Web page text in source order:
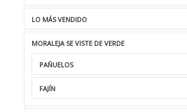
LO MÁS VENDIDO
MORALEJA SE VISTE DE VERDE
PAÑUELOS
FAJÍN